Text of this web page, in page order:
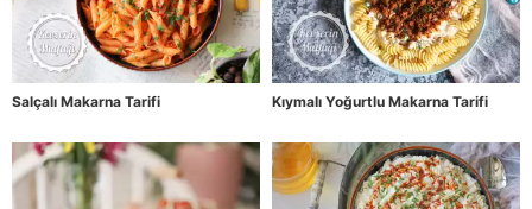
Salçalı Makarna Tarifi Kıymalı Yoğurtlu Makarna Tarifi